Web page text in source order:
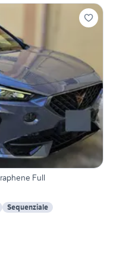
Full
Sequenziale